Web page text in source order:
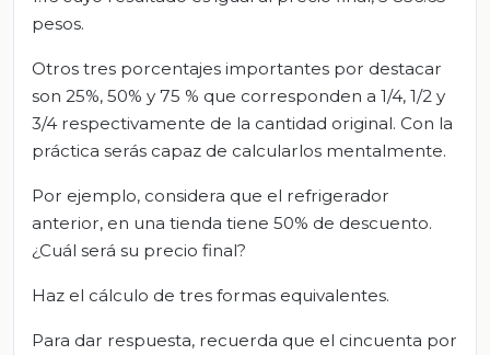
pesos.
Otros tres porcentajes importantes por destacar
son 25%, 50% y 75 % que corresponden a 1/4, 1/2 y
3/4 respectivamente de la cantidad original. Con la
práctica serás capaz de calcularlos mentalmente.
Por ejemplo, considera que el refrigerador
anterior, en una tienda tiene 50% de descuento.
¿Cuál será su precio final?
Haz el cálculo de tres formas equivalentes.
Para dar respuesta, recuerda que el cincuenta por